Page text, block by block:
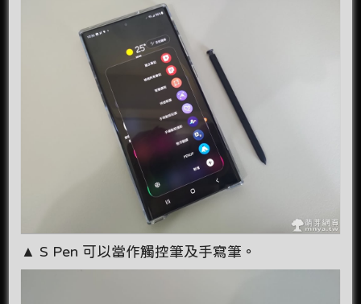
▲ S Pen 可以當作觸控筆及手寫筆。